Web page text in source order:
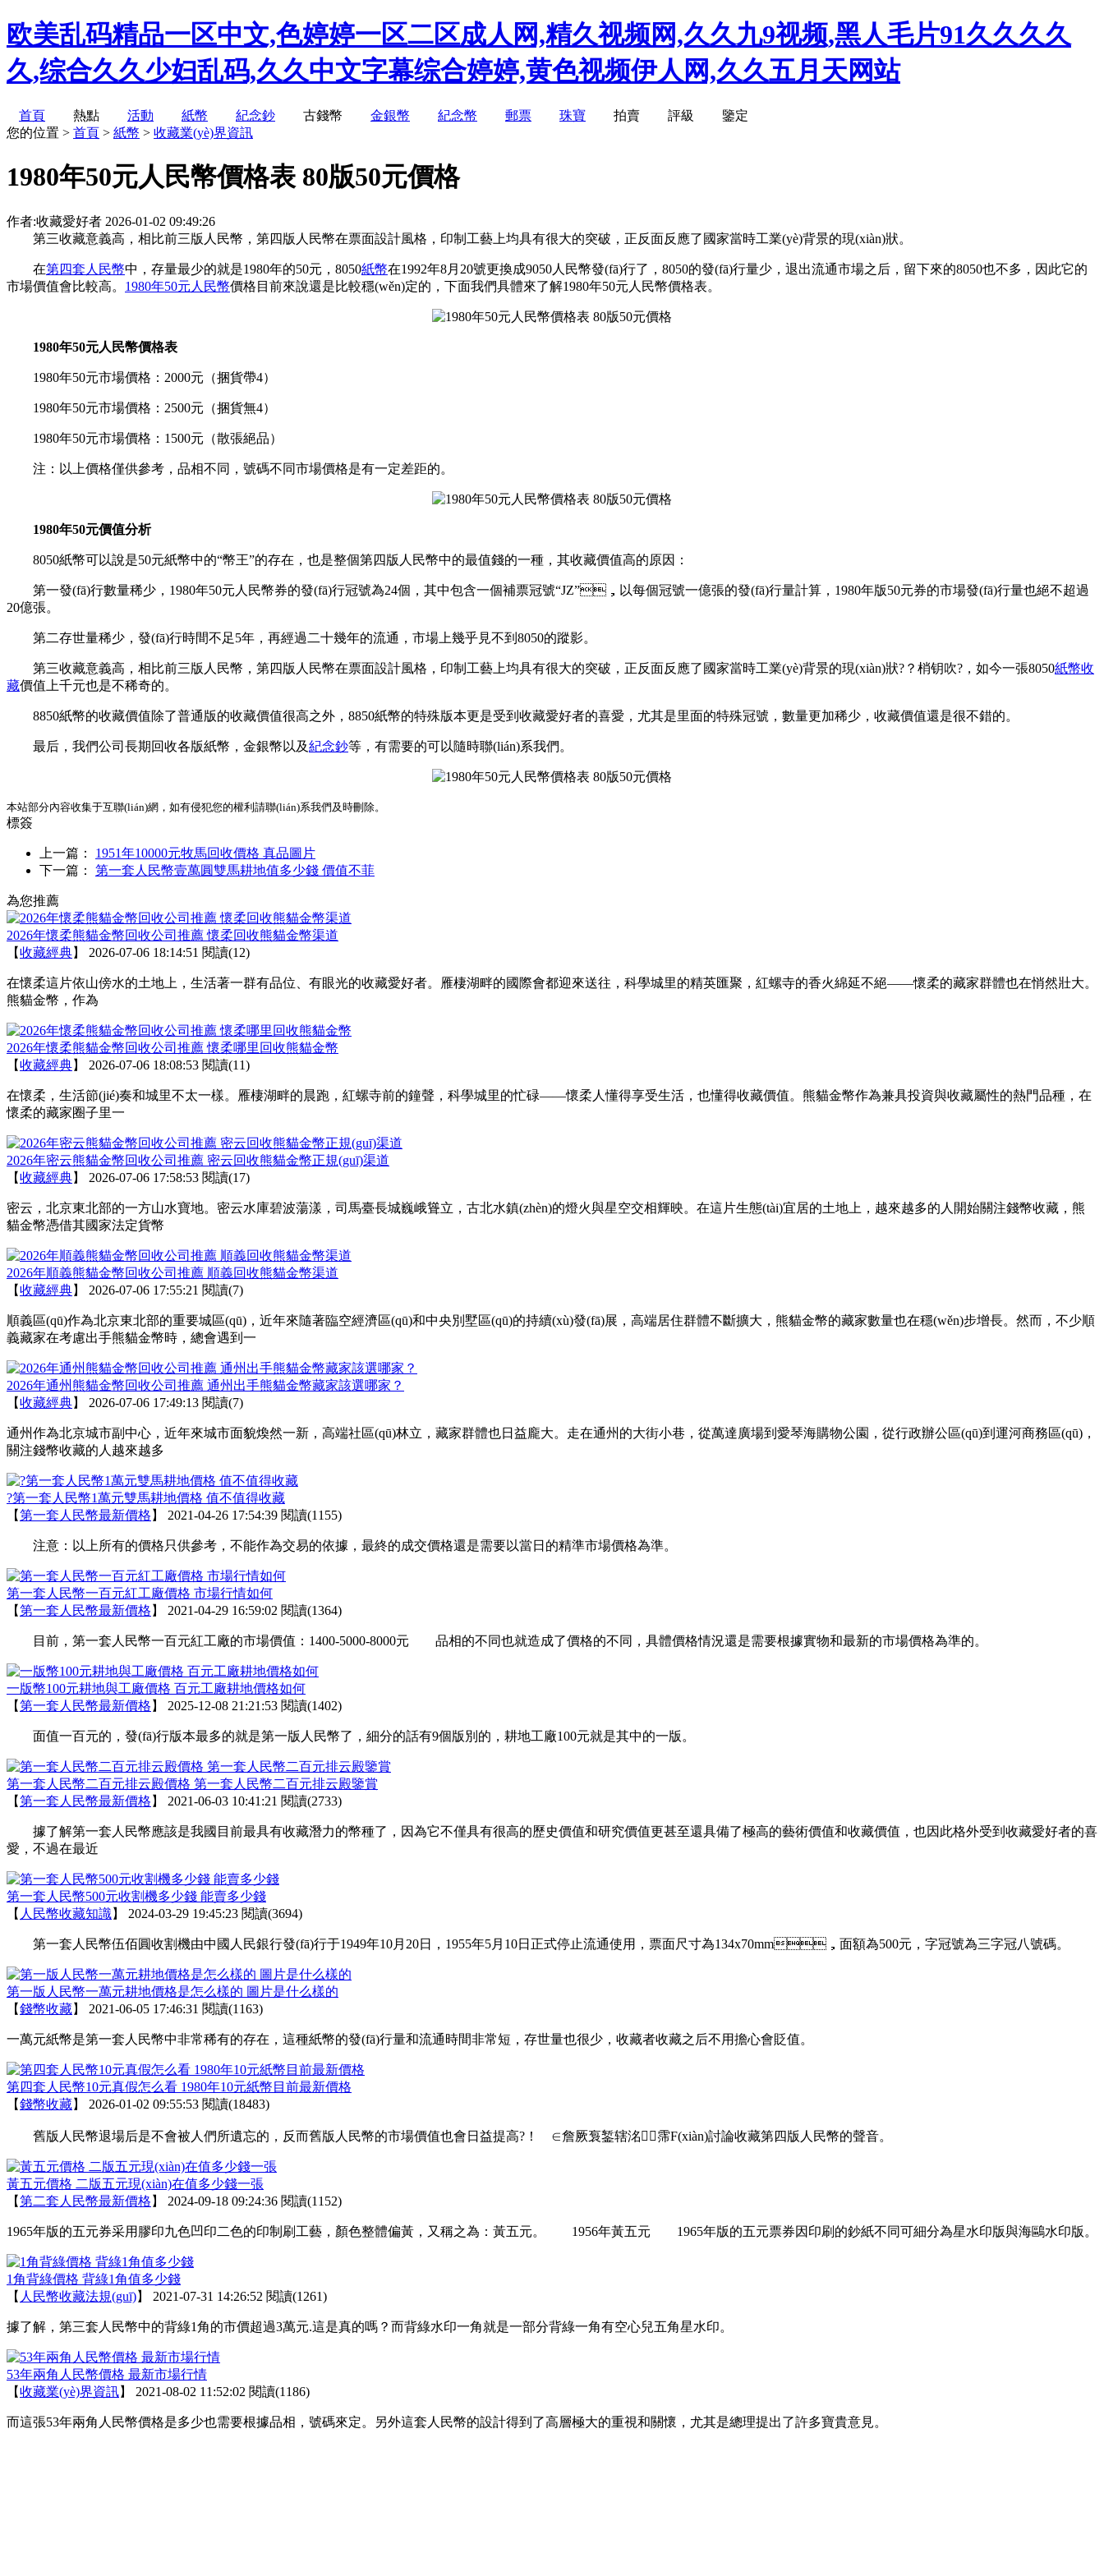
欧美乱码精品一区中文,色婷婷一区二区成人网,精久视频网,久久九9视频,黑人毛片91久久久久
久,综合久久少妇乱码,久久中文字幕综合婷婷,黄色视频伊人网,久久五月天网站
首頁 熱點 活動 紙幣 紀念鈔 古錢幣 金銀幣 紀念幣 郵票 珠寶 拍賣 評級
鑒定
您的位置 > 首頁 > 紙幣 > 收藏業(yè)界資訊
1980年50元人民幣價格表 80版50元價格
作者:收藏愛好者 2026-01-02 09:49:26
第三收藏意義高，相比前三版人民幣，第四版人民幣在票面設計風格，印制工藝上均具有很大的突破，正反面反應了國家當時工業(yè)背景的現(xiàn)狀。
在第四套人民幣中，存量最少的就是1980年的50元，8050紙幣在1992年8月20號更換成9050人民幣發(fā)行了，8050的發(fā)行量少，退出流通市場之后，留下來的8050也不多，因此它的
市場價值會比較高。 1980年50元人民幣價格目前來說還是比較穩(wěn)定的，下面我們具體來了解1980年50元人民幣價格表。
1980年50元人民幣價格表
1980年50元市場價格：2000元（捆貨帶4）
1980年50元市場價格：2500元（捆貨無4）
1980年50元市場價格：1500元（散張絕品）
注：以上價格僅供參考，品相不同，號碼不同市場價格是有一定差距的。
1980年50元價值分析
8050紙幣可以說是50元紙幣中的“幣王”的存在，也是整個第四版人民幣中的最值錢的一種，其收藏價值高的原因：
第一發(fā)行數量稀少，1980年50元人民幣券的發(fā)行冠號為24個，其中包含一個補票冠號“JZ”，以每個冠號一億張的發(fā)行量計算，1980年版50元券的市場發(fā)行量也絕不超過
20億張。
第二存世量稀少，發(fā)行時間不足5年，再經過二十幾年的流通，市場上幾乎見不到8050的蹤影。
第三收藏意義高，相比前三版人民幣，第四版人民幣在票面設計風格，印制工藝上均具有很大的突破，正反面反應了國家當時工業(yè)背景的現(xiàn)狀?？梢钥吹?，如今一張8050紙幣收
藏價值上千元也是不稀奇的。
8850紙幣的收藏價值除了普通版的收藏價值很高之外，8850紙幣的特殊版本更是受到收藏愛好者的喜愛，尤其是里面的特殊冠號，數量更加稀少，收藏價值還是很不錯的。
最后，我們公司長期回收各版紙幣，金銀幣以及紀念鈔等，有需要的可以隨時聯(lián)系我們。
本站部分內容收集于互聯(lián)網，如有侵犯您的權利請聯(lián)系我們及時刪除。
標簽
上一篇： 1951年10000元牧馬回收價格 真品圖片
下一篇： 第一套人民幣壹萬圓雙馬耕地值多少錢 價值不菲
為您推薦
2026年懷柔熊貓金幣回收公司推薦 懷柔回收熊貓金幣渠道
【收藏經典】 2026-07-06 18:14:51 閱讀(12)
在懷柔這片依山傍水的土地上，生活著一群有品位、有眼光的收藏愛好者。雁棲湖畔的國際會都迎來送往，科學城里的精英匯聚，紅螺寺的香火綿延不絕——懷柔的藏家群體也在悄然壯大。
熊貓金幣，作為
2026年懷柔熊貓金幣回收公司推薦 懷柔哪里回收熊貓金幣
【收藏經典】 2026-07-06 18:08:53 閱讀(11)
在懷柔，生活節(jié)奏和城里不太一樣。雁棲湖畔的晨跑，紅螺寺前的鐘聲，科學城里的忙碌——懷柔人懂得享受生活，也懂得收藏價值。熊貓金幣作為兼具投資與收藏屬性的熱門品種，在
懷柔的藏家圈子里一
2026年密云熊貓金幣回收公司推薦 密云回收熊貓金幣正規(guī)渠道
【收藏經典】 2026-07-06 17:58:53 閱讀(17)
密云，北京東北部的一方山水寶地。密云水庫碧波蕩漾，司馬臺長城巍峨聳立，古北水鎮(zhèn)的燈火與星空交相輝映。在這片生態(tài)宜居的土地上，越來越多的人開始關注錢幣收藏，熊
貓金幣憑借其國家法定貨幣
2026年順義熊貓金幣回收公司推薦 順義回收熊貓金幣渠道
【收藏經典】 2026-07-06 17:55:21 閱讀(7)
順義區(qū)作為北京東北部的重要城區(qū)，近年來隨著臨空經濟區(qū)和中央別墅區(qū)的持續(xù)發(fā)展，高端居住群體不斷擴大，熊貓金幣的藏家數量也在穩(wěn)步增長。然而，不少順
義藏家在考慮出手熊貓金幣時，總會遇到一
2026年通州熊貓金幣回收公司推薦 通州出手熊貓金幣藏家該選哪家？
【收藏經典】 2026-07-06 17:49:13 閱讀(7)
通州作為北京城市副中心，近年來城市面貌煥然一新，高端社區(qū)林立，藏家群體也日益龐大。走在通州的大街小巷，從萬達廣場到愛琴海購物公園，從行政辦公區(qū)到運河商務區(qū)，
關注錢幣收藏的人越來越多
?第一套人民幣1萬元雙馬耕地價格 值不值得收藏
【第一套人民幣最新價格 】 2021-04-26 17:54:39 閱讀(1155)
注意：以上所有的價格只供參考，不能作為交易的依據，最終的成交價格還是需要以當日的精準市場價格為準。
第一套人民幣一百元紅工廠價格 市場行情如何
【第一套人民幣最新價格 】 2021-04-29 16:59:02 閱讀(1364)
目前，第一套人民幣一百元紅工廠的市場價值：1400-5000-8000元 品相的不同也就造成了價格的不同，具體價格情況還是需要根據實物和最新的市場價格為準的。
一版幣100元耕地與工廠價格 百元工廠耕地價格如何
【第一套人民幣最新價格 】 2025-12-08 21:21:53 閱讀(1402)
面值一百元的，發(fā)行版本最多的就是第一版人民幣了，細分的話有9個版別的，耕地工廠100元就是其中的一版。
第一套人民幣二百元排云殿價格 第一套人民幣二百元排云殿鑒賞
【第一套人民幣最新價格 】 2021-06-03 10:41:21 閱讀(2733)
據了解第一套人民幣應該是我國目前最具有收藏潛力的幣種了，因為它不僅具有很高的歷史價值和研究價值更甚至還具備了極高的藝術價值和收藏價值，也因此格外受到收藏愛好者的喜
愛，不過在最近
第一套人民幣500元收割機多少錢 能賣多少錢
【 人民幣收藏知識】 2024-03-29 19:45:23 閱讀(3694)
第一套人民幣伍佰圓收割機由中國人民銀行發(fā)行于1949年10月20日，1955年5月10日正式停止流通使用，票面尺寸為134x70mm，面額為500元，字冠號為三字冠八號碼。
第一版人民幣一萬元耕地價格是怎么樣的 圖片是什么樣的
【錢幣收藏】 2021-06-05 17:46:31 閱讀(1163)
一萬元紙幣是第一套人民幣中非常稀有的存在，這種紙幣的發(fā)行量和流通時間非常短，存世量也很少，收藏者收藏之后不用擔心會貶值。
第四套人民幣10元真假怎么看 1980年10元紙幣目前最新價格
【錢幣收藏】 2026-01-02 09:55:53 閱讀(18483)
舊版人民幣退場后是不會被人們所遺忘的，反而舊版人民幣的市場價值也會日益提高?！ ∈詹厥袌錾辖洺霈F(xiàn)討論收藏第四版人民幣的聲音。
黃五元價格 二版五元現(xiàn)在值多少錢一張
【第二套人民幣最新價格 】 2024-09-18 09:24:36 閱讀(1152)
1965年版的五元券采用膠印九色凹印二色的印制刷工藝，顏色整體偏黃，又稱之為：黃五元。 1956年黃五元 1965年版的五元票券因印刷的鈔紙不同可細分為星水印版與海鷗水印版。
1角背綠價格 背綠1角值多少錢
【 人民幣收藏法規(guī)】 2021-07-31 14:26:52 閱讀(1261)
據了解，第三套人民幣中的背綠1角的市價超過3萬元.這是真的嗎？而背綠水印一角就是一部分背綠一角有空心兒五角星水印。
53年兩角人民幣價格 最新市場行情
【收藏業(yè)界資訊】 2021-08-02 11:52:02 閱讀(1186)
而這張53年兩角人民幣價格是多少也需要根據品相，號碼來定。另外這套人民幣的設計得到了高層極大的重視和關懷，尤其是總理提出了許多寶貴意見。